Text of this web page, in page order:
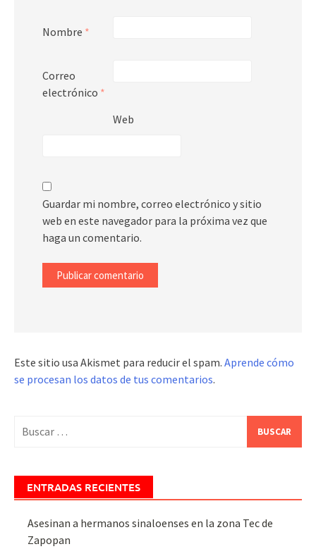
Nombre *
Correo
electrónico *
Web
Guardar mi nombre, correo electrónico y sitio
web en este navegador para la próxima vez que
haga un comentario.
Este sitio usa Akismet para reducir el spam. Aprende cómo
se procesan los datos de tus comentarios.
ENTRADAS RECIENTES
Asesinan a hermanos sinaloenses en la zona Tec de
Zapopan